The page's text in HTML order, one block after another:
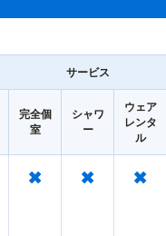
サービス
完全個
室
シャワ
ー
ウェア
レンタ
ル
× × ×